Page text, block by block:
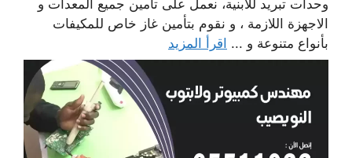
وحدات تبريد للابنية، نعمل على تأمين جميع المعدات و
الاجهزة اللازمة ، و نقوم بتأمين غاز خاص للمكيفات
بأنواع متنوعة و ... اقرأ المزيد